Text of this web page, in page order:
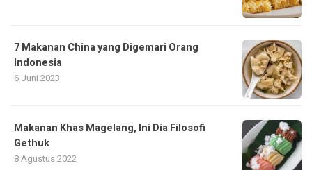
7 Makanan China yang Digemari Orang
Indonesia
6 Juni 2023
Makanan Khas Magelang, Ini Dia Filosofi
Gethuk
8 Agustus 2022